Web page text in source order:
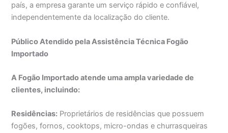
país, a empresa garante um serviço rápido e confiável,
independentemente da localização do cliente.
Público Atendido pela Assistência Técnica Fogão
Importado
A Fogão Importado atende uma ampla variedade de
clientes, incluindo:
Residências: Proprietários de residências que possuem
fogões, fornos, cooktops, micro-ondas e churrasqueiras